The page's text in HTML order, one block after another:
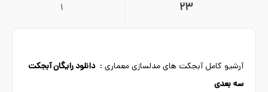
23
1
آرشیو کامل آبجکت های مدلسازی معماری :دانلود رایگان آبجکت
سه بعدی